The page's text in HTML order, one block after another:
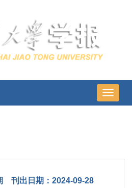
导
航
刊出日期：2024-09-28